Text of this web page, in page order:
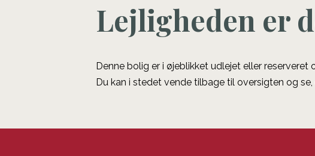
Lejligheden er
Denne bolig er i øjeblikket udlejet eller reserveret
Du kan i stedet vende tilbage til oversigten og